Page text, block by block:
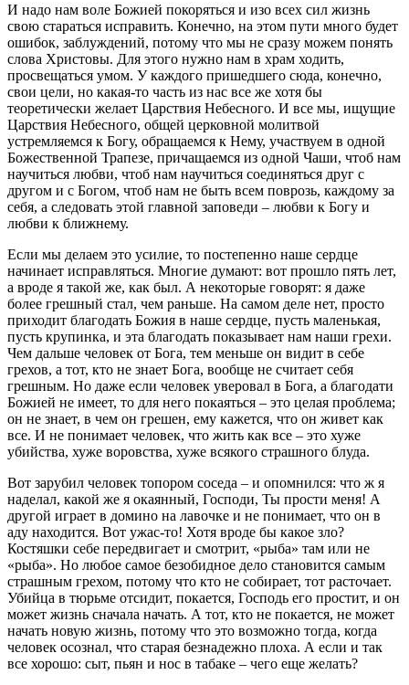
И надо нам воле Божией покоряться и изо всех сил жизнь
свою стараться исправить. Конечно, на этом пути много будет
ошибок, заблуждений, потому что мы не сразу можем понять
слова Христовы. Для этого нужно нам в храм ходить,
просвещаться умом. У каждого пришедшего сюда, конечно,
свои цели, но какая-то часть из нас все же хотя бы
теоретически желает Царствия Небесного. И все мы, ищущие
Царствия Небесного, общей церковной молитвой
устремляемся к Богу, обращаемся к Нему, участвуем в одной
Божественной Трапезе, причащаемся из одной Чаши, чтоб нам
научиться любви, чтоб нам научиться соединяться друг с
другом и с Богом, чтоб нам не быть всем поврозь, каждому за
себя, а следовать этой главной заповеди – любви к Богу и
любви к ближнему.
Если мы делаем это усилие, то постепенно наше сердце
начинает исправляться. Многие думают: вот прошло пять лет,
а вроде я такой же, как был. А некоторые говорят: я даже
более грешный стал, чем раньше. На самом деле нет, просто
приходит благодать Божия в наше сердце, пусть маленькая,
пусть крупинка, и эта благодать показывает нам наши грехи.
Чем дальше человек от Бога, тем меньше он видит в себе
грехов, а тот, кто не знает Бога, вообще не считает себя
грешным. Но даже если человек уверовал в Бога, а благодати
Божией не имеет, то для него покаяться – это целая проблема;
он не знает, в чем он грешен, ему кажется, что он живет как
все. И не понимает человек, что жить как все – это хуже
убийства, хуже воровства, хуже всякого страшного блуда.
Вот зарубил человек топором соседа – и опомнился: что ж я
наделал, какой же я окаянный, Господи, Ты прости меня! А
другой играет в домино на лавочке и не понимает, что он в
аду находится. Вот ужас-то! Хотя вроде бы какое зло?
Костяшки себе передвигает и смотрит, «рыба» там или не
«рыба». Но любое самое безобидное дело становится самым
страшным грехом, потому что кто не собирает, тот расточает.
Убийца в тюрьме отсидит, покается, Господь его простит, и он
может жизнь сначала начать. А тот, кто не покается, не может
начать новую жизнь, потому что это возможно тогда, когда
человек осознал, что старая безнадежно плоха. А если и так
все хорошо: сыт, пьян и нос в табаке – чего еще желать?